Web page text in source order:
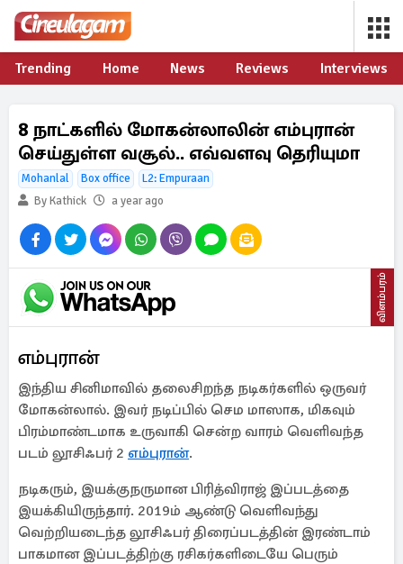
Trending Home News Reviews Interviews
8 நாட்களில் மோகன்லாலின் எம்புரான்
செய்துள்ள வசூல்.. எவ்வளவு தெரியுமா
Mohanlal Box office
L2: Empuraan
By Kathick
a year ago
விளம்பரம்
எம்புரான்
இந்திய சினிமாவில் தலைசிறந்த நடிகர்களில் ஒருவர்
மோகன்லால். இவர் நடிப்பில் செம மாஸாக, மிகவும்
பிரம்மாண்டமாக உருவாகி சென்ற வாரம் வெளிவந்த
படம் லூசிஃபர் 2 எம்புரான்.
நடிகரும், இயக்குநருமான பிரித்விராஜ் இப்படத்தை
இயக்கியிருந்தார். 2019ம் ஆண்டு வெளிவந்து
வெற்றியடைந்த லூசிஃபர் திரைப்படத்தின் இரண்டாம்
பாகமான இப்படத்திற்கு ரசிகர்களிடையே பெரும்